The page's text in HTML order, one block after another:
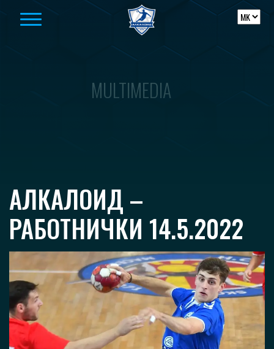
MULTIMEDIA
АЛКАЛОИД –
РАБОТНИЧКИ 14.5.2022